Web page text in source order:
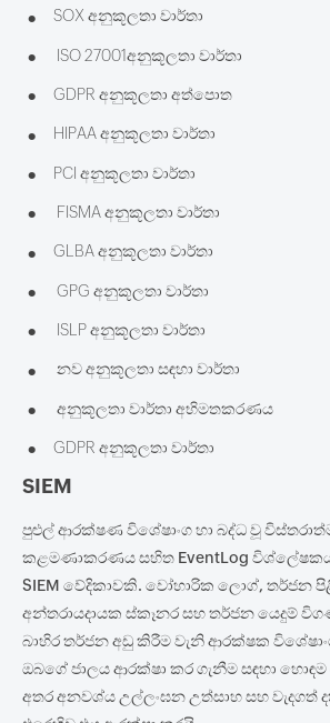
• SOX අනුකූලතා වාර්තා
• ISO 27001අනුකූලතා වාර්තා
• GDPR අනුකූලතා අත්පොත
• HIPAA අනුකූලතා වාර්තා
• PCI අනුකූලතා වාර්තා
• FISMA අනුකූලතා වාර්තා
• GLBA අනුකූලතා වාර්තා
• GPG අනුකූලතා වාර්තා
• ISLP අනුකූලතා වාර්තා
• නව අනුකූලතා සඳහා වාර්තා
• අනුකූලතා වාර්තා අභිමතකරණය
• GDPR අනුකූලතා වාර්තා
SIEM
පුළුල් ආරක්ෂණ විශේෂාංග හා බද්ධ වූ
කළමණාකරණය සහිත EventLog
SIEM වේදිකාවකි. වෝහාරික ලොග්, තර්ජන
අන්තරායදායක ස්කෑනර සහ තර්ජන යෙදුම්
බාහිර තර්ජන අඩු කිරීම වැනි ආරක්ෂක
ඔබගේ ජාලය ආරක්ෂා කර ගැනීම සඳහා
අතර අනවශ්ය උල්ලංඝන උත්සාහ සහ වැදගත්